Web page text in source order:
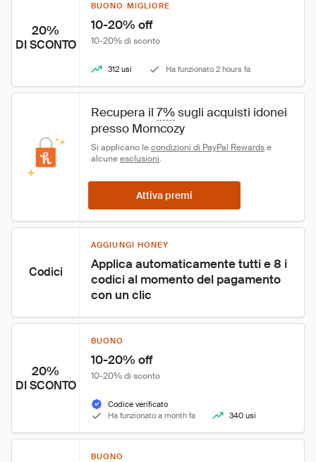
20%
DI SCONTO
BUONO MIGLIORE
10-20% off
10-20% di sconto
312 usi Ha funzionato 2 hours fa
Recupera il 7% sugli acquisti idonei
presso Momcozy
Si applicano le condizioni di PayPal Rewards e
alcune esclusioni.
Attiva premi
Codici
AGGIUNGI HONEY
Applica automaticamente tutti e 8 i
codici al momento del pagamento
con un clic
20%
DI SCONTO
BUONO
10-20% off
10-20% di sconto
Codice verificato
Ha funzionato a month fa
340 usi
BUONO